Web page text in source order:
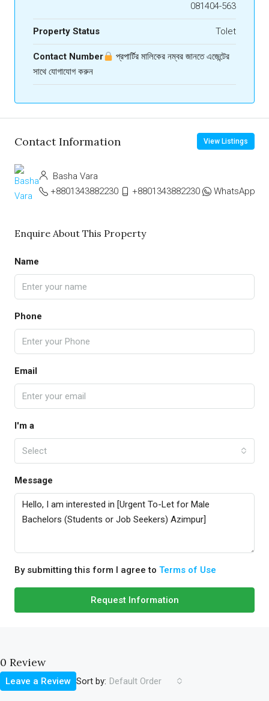
081404-563
Property Status Tolet
Contact Number
প্রপার্টির মালিকের নম্বর জানতে এজেন্টের
সাথে যোগাযোগ করুন
Contact Information View Listings
Basha Vara
+8801343882230
+8801343882230 WhatsApp
Enquire About This Property
Name
Phone
Email
I'm a
Select
Message
By submitting this form I agree to Terms of Use
Request Information
0 Review
Sort by: Default Order
Leave a Review